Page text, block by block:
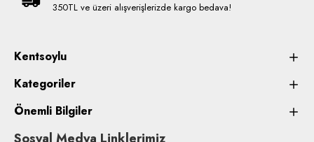
350TL ve üzeri alışverişlerizde kargo bedava!
Kentsoylu
Kategoriler
Önemli Bilgiler